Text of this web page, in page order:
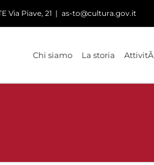
Via Piave, 21 | as-to@cultura.gov.it
Chi siamo La storia AttivitÃ